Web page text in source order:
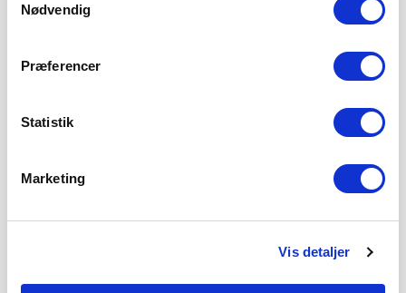
Nødvendig
Præferencer
Statistik
Marketing
Vis detaljer
8. AUGUST 2026
Magnus Jensen til FC Midtjylland. Magnus Jensen har